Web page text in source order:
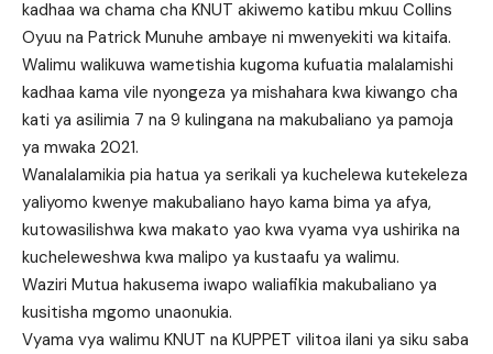
kadhaa wa chama cha KNUT akiwemo katibu mkuu Collins
Oyuu na Patrick Munuhe ambaye ni mwenyekiti wa kitaifa.
Walimu walikuwa wametishia kugoma kufuatia malalamishi
kadhaa kama vile nyongeza ya mishahara kwa kiwango cha
kati ya asilimia 7 na 9 kulingana na makubaliano ya pamoja
ya mwaka 2021.
Wanalalamikia pia hatua ya serikali ya kuchelewa kutekeleza
yaliyomo kwenye makubaliano hayo kama bima ya afya,
kutowasilishwa kwa makato yao kwa vyama vya ushirika na
kucheleweshwa kwa malipo ya kustaafu ya walimu.
Waziri Mutua hakusema iwapo waliafikia makubaliano ya
kusitisha mgomo unaonukia.
Vyama vya walimu KNUT na KUPPET vilitoa ilani ya siku saba